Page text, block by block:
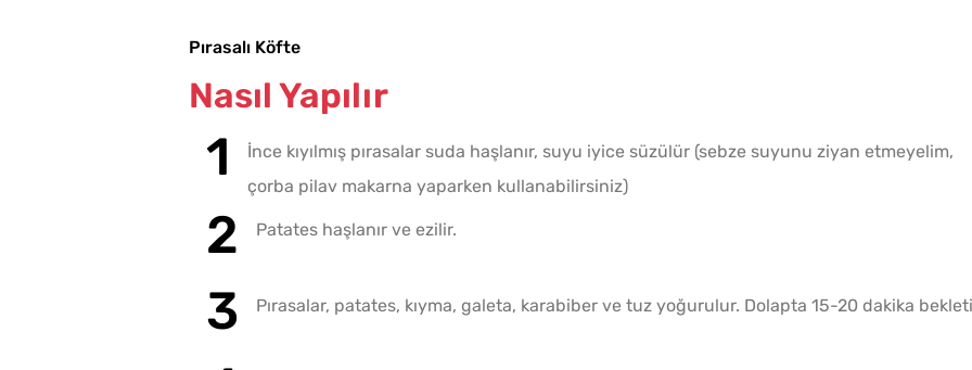
Pırasalı Köfte
Nasıl Yapılır
İnce kıyılmış pırasalar suda haşlanır, suyu iyice süzülür (sebze suyunu ziyan etmeyelim,
çorba pilav makarna yaparken kullanabilirsiniz)
Patates haşlanır ve ezilir.
Pırasalar, patates, kıyma, galeta, karabiber ve tuz yoğurulur. Dolapta 15-20 dakika